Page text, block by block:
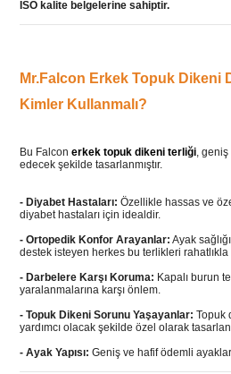
ISO kalite belgelerine sahiptir.
Mr.Falcon Erkek Topuk Dikeni
Kimler Kullanmalı?
Bu Falcon erkek topuk dikeni terliği, geniş
edecek şekilde tasarlanmıştır.
- Diyabet Hastaları: Özellikle hassas ve
diyabet hastaları için idealdir.
- Ortopedik Konfor Arayanlar: Ayak
destek isteyen herkes bu terlikleri
- Darbelere Karşı Koruma: Kapalı burun
yaralanmalarına karşı önlem.
- Topuk Dikeni Sorunu Yaşayanlar: Topuk
yardımcı olacak şekilde özel olarak
- Ayak Yapısı: Geniş ve hafif ödemli